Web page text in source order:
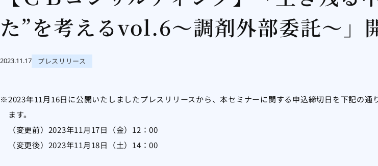
た”を考えるvol.6～調剤外部委託～」
2023.11.17 プレスリリース
※2023年11月16日に公開いたしましたプレスリリースから、本セミナーに関する申込締切日を下記の通
ます。
（変更前）2023年11月17日（金）12：00
（変更後）2023年11月18日（土）14：00